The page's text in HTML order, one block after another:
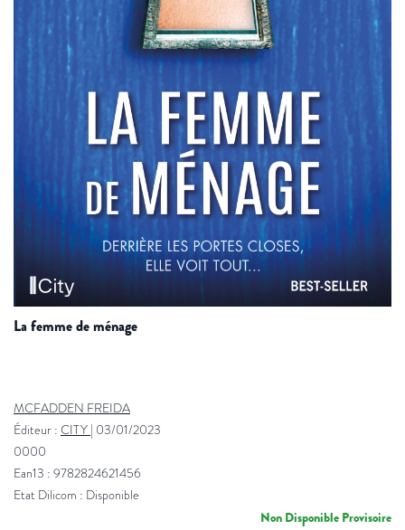
la femme de ménage
MCFADDEN FREIDA
Éditeur : CITY | 03/01/2023
0000
Ean13 : 9782824621456
Etat Dilicom : Disponible
Non Disponible Provisoire